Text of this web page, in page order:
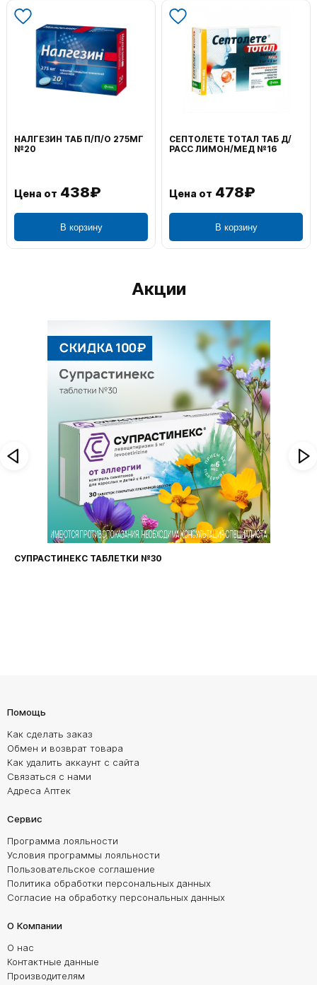
НАЛГЕЗИН ТАБ П/П/О 275МГ
№20
Цена от 438₽
В корзину
СЕПТОЛЕТЕ ТОТАЛ ТАБ Д/
РАСС ЛИМОН/МЕД №16
Цена от 478₽
В корзину
Акции
СУПРАСТИНЕКС ТАБЛЕТКИ №30
Помощь
Как сделать заказ
Обмен и возврат товара
Как удалить аккаунт с сайта
Связаться с нами
Адреса Аптек
Сервис
Программа лояльности
Условия программы лояльности
Пользовательское соглашение
Политика обработки персональных данных
Согласие на обработку персональных данных
О Компании
О нас
Контактные данные
Производителям